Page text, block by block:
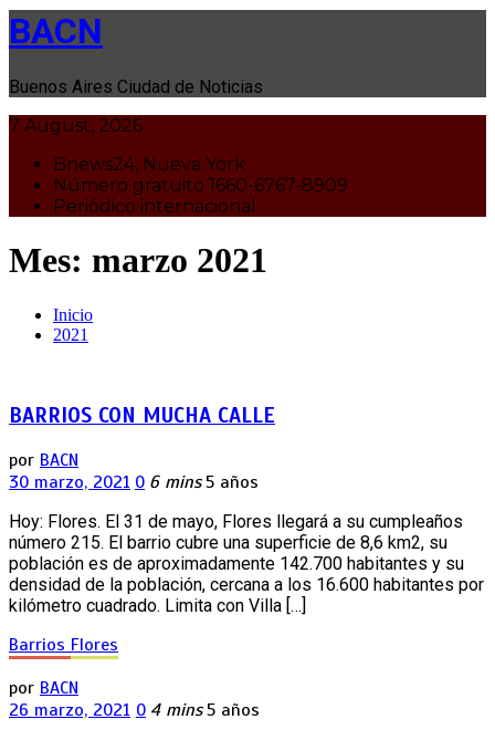
BACN
Buenos Aires Ciudad de Noticias
7 August, 2026
Bnews24, Nueva York
Número gratuito 1660-6767-8909
Periódico internacional
Mes: marzo 2021
Inicio
2021
BARRIOS CON MUCHA CALLE
por BACN
30 marzo, 2021 0 6 mins 5 años
Hoy: Flores. El 31 de mayo, Flores llegará a su cumpleaños
número 215. El barrio cubre una superficie de 8,6 km2, su
población es de aproximadamente 142.700 habitantes y su
densidad de la población, cercana a los 16.600 habitantes por
kilómetro cuadrado. Limita con Villa […]
Barrios Flores
por BACN
26 marzo, 2021 0 4 mins 5 años